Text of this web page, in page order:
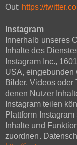
Out: https://
Instagram
Innerhalb unseres
Inhalte des
Instagram Inc.,
USA, eingebunden
Bilder, Videos oder
denen Nutzer
Instagram teilen
Plattform
Inhalte und
zuordnen.